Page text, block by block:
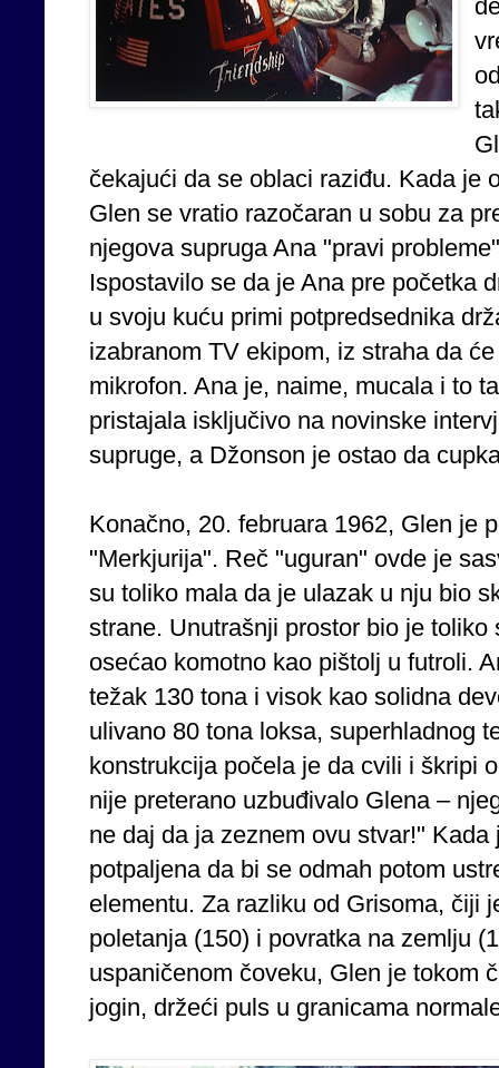
čekajući da se oblaci raziđu. Kada je
Glen se vratio razočaran u sobu za
njegova supruga Ana "pravi
Ispostavilo se da je Ana pre početka
u svoju kuću primi potpredsednika
izabranom TV ekipom, iz straha da
mikrofon. Ana je, naime, mucala i to
pristajala isključivo na novinske
supruge, a Džonson je ostao da
Konačno, 20. februara 1962, Glen je
"Merkjurija". Reč "uguran" ovde je
su toliko mala da je ulazak u nju bio
strane. Unutrašnji prostor bio je
osećao komotno kao pištolj u futroli.
težak 130 tona i visok kao solidna
ulivano 80 tona loksa, superhladnog
konstrukcija počela je da cvili i škripi
nije preterano uzbuđivalo Glena –
ne daj da ja zeznem ovu stvar!"
potpaljena da bi se odmah potom
elementu. Za razliku od Grisoma, čiji
poletanja (150) i povratka na zemlju
uspaničenom čoveku, Glen je tokom
jogin, držeći puls u granicama